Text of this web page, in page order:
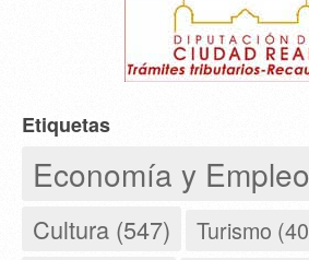
Etiquetas
Economía y
Cultura (547) Turismo